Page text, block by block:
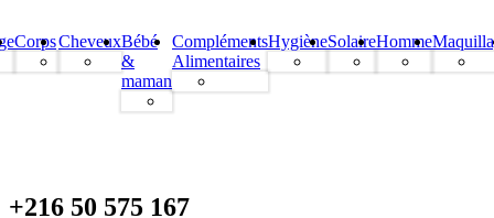
CorpsCheveuxBébé
&
maman
Compléments
Alimentaires
HygièneSolaireHomme
+216 50 575 167